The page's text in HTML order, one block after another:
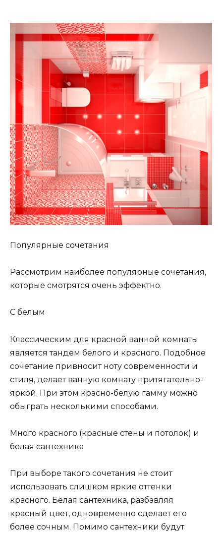
Популярные сочетания
Рассмотрим наиболее популярные сочетания,
которые смотрятся очень эффектно.
С белым
Классическим для красной ванной комнаты
является тандем белого и красного. Подобное
сочетание привносит ноту современности и
стиля, делает ванную комнату притягательно-
яркой. При этом красно-белую гамму можно
обыграть несколькими способами.
Много красного (красные стены и потолок) и
белая сантехника
При выборе такого сочетания не стоит
использовать слишком яркие оттенки
красного. Белая сантехника, разбавляя
красный цвет, одновременно сделает его
более сочным. Помимо сантехники будут